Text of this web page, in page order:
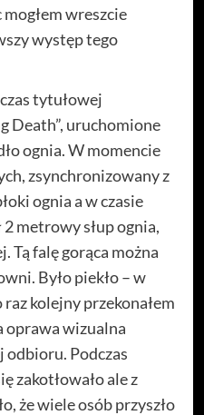
mogłem wreszcie
występ tego
tytułowej
Death”, uruchomione
ognia. W momencie
zsynchronizowany z
ognia a w czasie
metrowy słup ognia,
Tą falę gorąca można
Było piekło – w
kolejny przekonałem
oprawa wizualna
odbioru. Podczas
zakotłowało ale z
że wiele osób przyszło